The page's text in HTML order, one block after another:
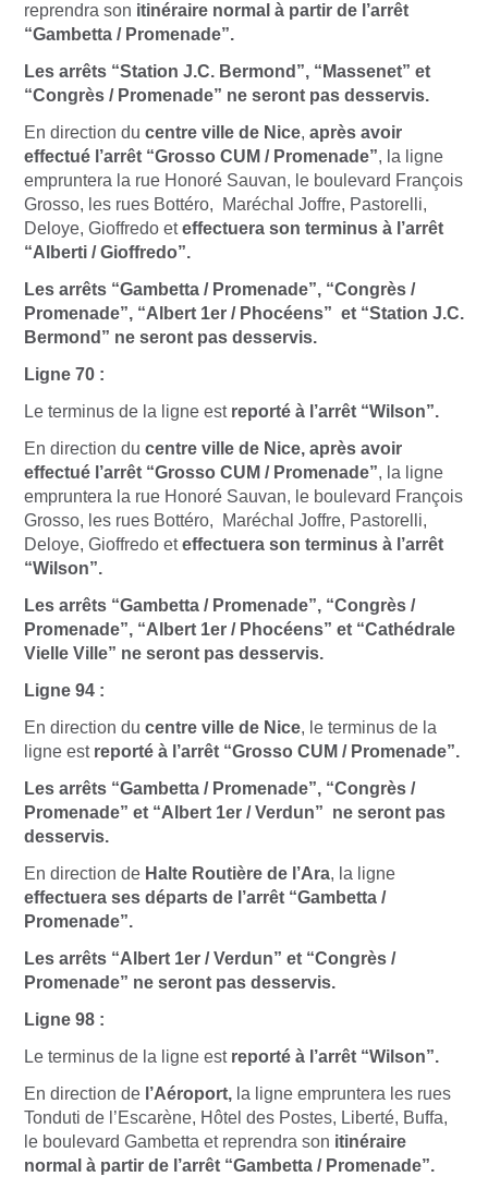
reprendra son itinéraire normal à partir de l’arrêt
“Gambetta / Promenade”.
Les arrêts “Station J.C. Bermond”, “Massenet” et
“Congrès / Promenade” ne seront pas desservis.
En direction du centre ville de Nice, après avoir
effectué l’arrêt “Grosso CUM / Promenade”, la ligne
empruntera la rue Honoré Sauvan, le boulevard François
Grosso, les rues Bottéro, Maréchal Joffre, Pastorelli,
Deloye, Gioffredo eteffectuera son terminus à l’arrêt
“Alberti / Gioffredo”.
Les arrêts “Gambetta / Promenade”, “Congrès /
Promenade”, “Albert 1er / Phocéens” et “Station J.C.
Bermond” ne seront pas desservis.
Ligne 70 :
Le terminus de la ligne est reporté à l’arrêt “Wilson”.
En direction du centre ville de Nice, après avoir
effectué l’arrêt “Grosso CUM / Promenade”, la ligne
empruntera la rue Honoré Sauvan, le boulevard François
Grosso, les rues Bottéro, Maréchal Joffre, Pastorelli,
Deloye, Gioffredo eteffectuera son terminus à l’arrêt
“Wilson”.
Les arrêts “Gambetta / Promenade”, “Congrès /
Promenade”, “Albert 1er / Phocéens” et “Cathédrale
Vielle Ville” ne seront pas desservis.
Ligne 94 :
En direction du centre ville de Nice, le terminus de la
ligne est reporté à l’arrêt “Grosso CUM / Promenade”.
Les arrêts “Gambetta / Promenade”, “Congrès /
Promenade” et “Albert 1er / Verdun” ne seront pas
desservis.
En direction de Halte Routière de l’Ara, la ligne
effectuera ses départs de l’arrêt “Gambetta /
Promenade”.
Les arrêts “Albert 1er / Verdun” et “Congrès /
Promenade” ne seront pas desservis.
Ligne 98 :
Le terminus de la ligne est reporté à l’arrêt “Wilson”.
En direction de l’Aéroport, la ligne empruntera les rues
Tonduti de l’Escarène, Hôtel des Postes, Liberté, Buffa,
le boulevard Gambetta et reprendra son itinéraire
normal à partir de l’arrêt “Gambetta / Promenade”.